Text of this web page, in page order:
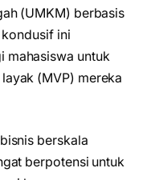
(UMKM) berbasis
ini
mahasiswa untuk
(MVP) mereka
berskala
berpotensi untuk